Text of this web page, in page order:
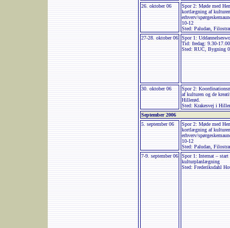
26. oktober 06
Spor 2: Møde med
kortlægning af
erhverv/
10-12
Sted: Paludan,
27-28. oktober 06
Spor 1:
Tid: fredag: 9.30-
Sted: RUC, Bygning
30. oktober 06
Spor 2:
af kulturen og de
Hillerød.
Sted: Krakesvej i
September 2006
5. september 06
Spor 2: Møde med
kortlægning af
erhverv/
10-12
Sted: Paludan,
7-9. september 06
Spor 1: Internat – start
kulturplanlægning
Sted: Frederiksdahl